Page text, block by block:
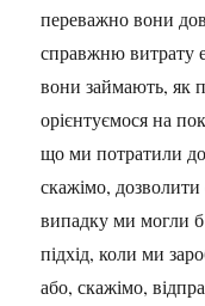
переважно вони
справжню витрату
вони займають, як
орієнтуємося на
що ми потратили
скажімо,
випадку ми могли
підхід, коли ми
або, скажімо,